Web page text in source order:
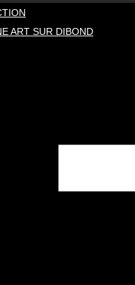
ART SUR DIBOND